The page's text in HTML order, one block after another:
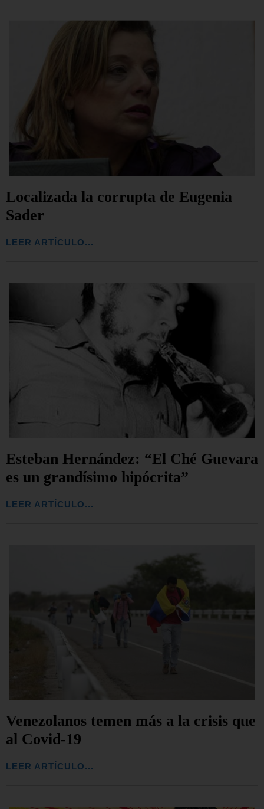
Localizada la corrupta de Eugenia
Sader
LEER ARTÍCULO...
Esteban Hernández: “El Ché Guevara
es un grandísimo hipócrita”
LEER ARTÍCULO...
Venezolanos temen más a la crisis que
al Covid-19
LEER ARTÍCULO...